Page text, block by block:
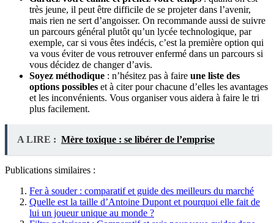
très jeune, il peut être difficile de se projeter dans l’avenir,
mais rien ne sert d’angoisser. On recommande aussi de suivre
un parcours général plutôt qu’un lycée technologique, par
exemple, car si vous êtes indécis, c’est la première option qui
va vous éviter de vous retrouver enfermé dans un parcours si
vous décidez de changer d’avis.
Soyez méthodique : n’hésitez pas à faire une liste des
options possibles et à citer pour chacune d’elles les avantages
et les inconvénients. Vous organiser vous aidera à faire le tri
plus facilement.
A LIRE : Mère toxique : se libérer de l’emprise
Publications similaires :
Fer à souder : comparatif et guide des meilleurs du marché
Quelle est la taille d’Antoine Dupont et pourquoi elle fait de
lui un joueur unique au monde ?